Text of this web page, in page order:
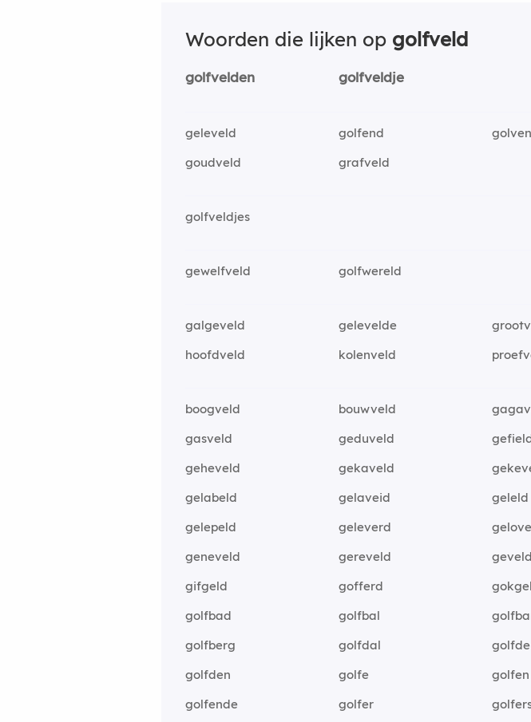
Woorden die lijken op golfveld
golfvelden golfveldje
geleveld golfend
goudveld
grafveld
golfveldjes
gewelfveld golfwereld
galgeveld gelevelde
hoofdveld
kolenveld
boogveld bouwveld
gasveld
geduveld
geheveld
gekaveld
gelabeld
gelaveid
geleld
gelepeld
geleverd
geneveld
gereveld
geveld
gifgeld
gofferd
golfbad
golfbal
golfberg
golfdal
golfde
golfden
golfe
golfen
golfende
golfer